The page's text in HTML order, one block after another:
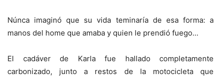
Núnca imaginó que su vida teminaría de esa forma: a
manos del home que amaba y quien le prendió fuego…
EI cadáver de Karla fue hallado completamente
carbonizado, junto a restos de la motocicleta que